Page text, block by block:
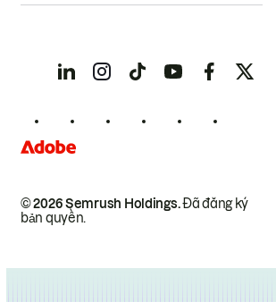
© 2026 Semrush Holdings.Đã đăng ký
bản quyền.